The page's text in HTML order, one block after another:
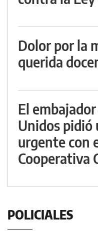
Dolor por la
querida
El
Unidos pidió
urgente con
Cooperativa
POLICIALES